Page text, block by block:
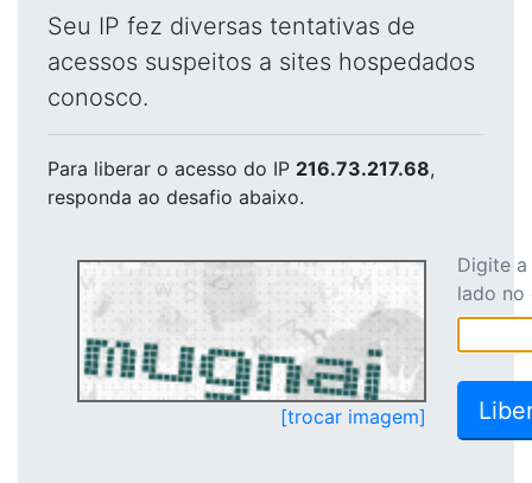
Seu IP fez diversas tentativas de
acessos suspeitos a sites hospedados
conosco.
Para liberar o acesso do IP 216.73.217.68,
responda ao desafio abaixo.
[trocar imagem]
Digite
lado no